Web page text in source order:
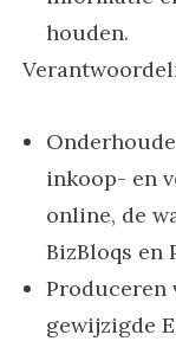
houden.
inkoop- en
online, de
BizBloqs en
Produceren
gewijzigde